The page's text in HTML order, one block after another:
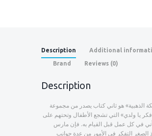
Description Additional
Brand Reviews (0)
Description
الذهبية» هو ثاني كتاب يصدر من مجموعة
يا ولدي» التي تشجع الأطفال وتحتهم على
في كل عمل قبل القيام به. فإن مارس
الصغر التفكر في الأمور من عدة جوانب